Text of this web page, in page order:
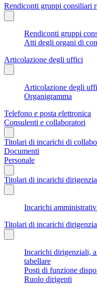
Rendiconti gruppi consiliari
Rendiconti gruppi
Atti degli organi di
Articolazione degli uffici
Articolazione degli
Organigramma
Telefono e posta elettronica
Consulenti e collaboratori
Titolari di incarichi di
Documenti
Personale
Titolari di incarichi
Incarichi
Titolari di incarichi
Incarichi dirigenziali,
tabellare
Posti di funzione
Ruolo dirigenti